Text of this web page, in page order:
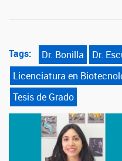
Tags: Dr. Bonilla Dr.
Licenciatura en
Tesis de Grado